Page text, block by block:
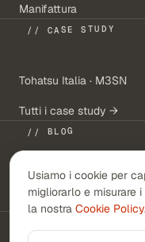
Manifattura
// CASE STUDY
Tohatsu Italia · M3SN
Tutti i case study →
// BLOG
Il costo della
che non si trova
Usiamo i cookie per
migliorarlo e misurare
la nostra Cookie Policy